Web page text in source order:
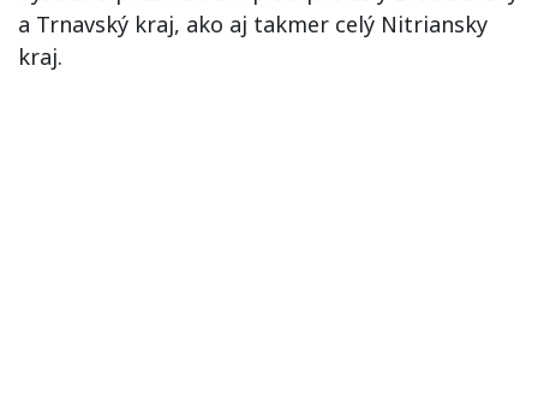
a Trnavský kraj, ako aj takmer celý Nitriansky
kraj.